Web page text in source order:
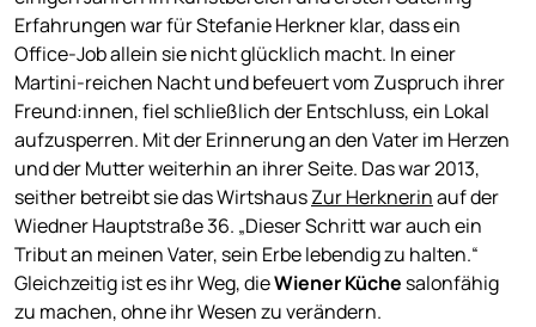
Erfahrungen war für Stefanie Herkner klar, dass ein
Office-Job allein sie nicht glücklich macht. In einer
Martini-reichen Nacht und befeuert vom Zuspruch ihrer
Freund:innen, fiel schließlich der Entschluss, ein Lokal
aufzusperren. Mit der Erinnerung an den Vater im Herzen
und der Mutter weiterhin an ihrer Seite. Das war 2013,
seither betreibt sie das WirtshausZur Herknerinauf der
Wiedner Hauptstraße 36. „Dieser Schritt war auch ein
Tribut an meinen Vater, sein Erbe lebendig zu halten.“
Gleichzeitig ist es ihr Weg, dieWiener Küche salonfähig
zu machen, ohne ihr Wesen zu verändern.